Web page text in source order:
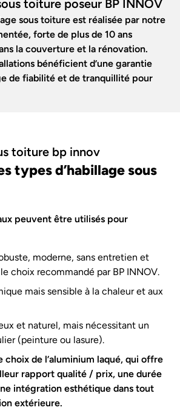
sous toiture est réalisée par notre
forte de plus de 10 ans
la couverture et la rénovation.
bénéficient d’une garantie
de fiabilité et de tranquillité pour
types d’habillage sous
peuvent être utilisés pour
moderne, sans entretien et
choix recommandé par BP INNOV.
mais sensible à la chaleur et aux
et naturel, mais nécessitant un
(peinture ou lasure).
choix de l’aluminium laqué, qui offre
rapport qualité / prix, une durée
intégration esthétique dans tout
extérieure.